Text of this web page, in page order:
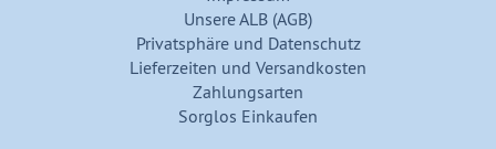
Unsere ALB (AGB)
Privatsphäre und Datenschutz
Lieferzeiten und Versandkosten
Zahlungsarten
Sorglos Einkaufen